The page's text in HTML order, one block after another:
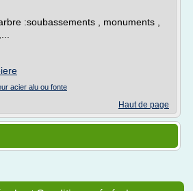
:soubassements , monuments ,
acier alu ou fonte
Haut de page